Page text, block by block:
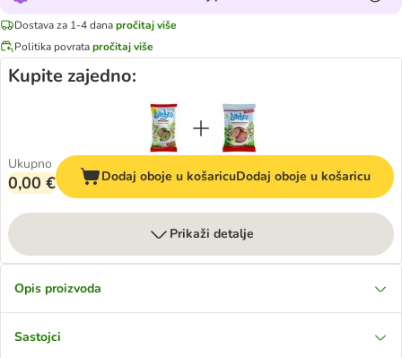
Dostava za 1-4 danapročitaj više
Politika povratapročitaj više
Kupite zajedno:
Ukupno
0,00 € Dodaj oboje u košaricuDodaj oboje u košaricu
Prikaži detalje
Opis proizvoda
Sastojci